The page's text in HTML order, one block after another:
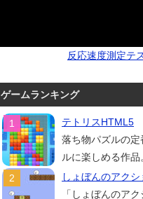
反応速度測定テ
ゲームランキング
テトリスHTML5
落ち物パズルの
ルに楽しめる作品
しょぼんのアクシ
「しょぼんのア